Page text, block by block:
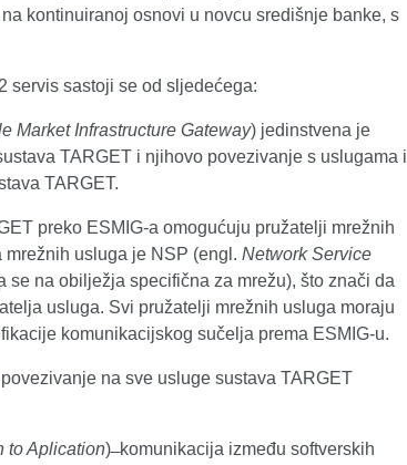
kontinuiranoj osnovi u novcu središnje banke, s
servis sastoji se od sljedećega:
Market Infrastructure Gateway) jedinstvena je
TARGET i njihovo povezivanje s uslugama i
TARGET.
preko ESMIG-a omogućuju pružatelji mrežnih
usluga je NSP (engl. Network Service
se na obilježja specifična za mrežu), što znači da
usluga. Svi pružatelji mrežnih usluga moraju
komunikacijskog sučelja prema ESMIG-u.
na sve usluge sustava TARGET
to Aplication) ̶ komunikacija između softverskih